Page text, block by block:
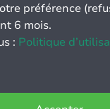
préférence
6 mois.
: Politique